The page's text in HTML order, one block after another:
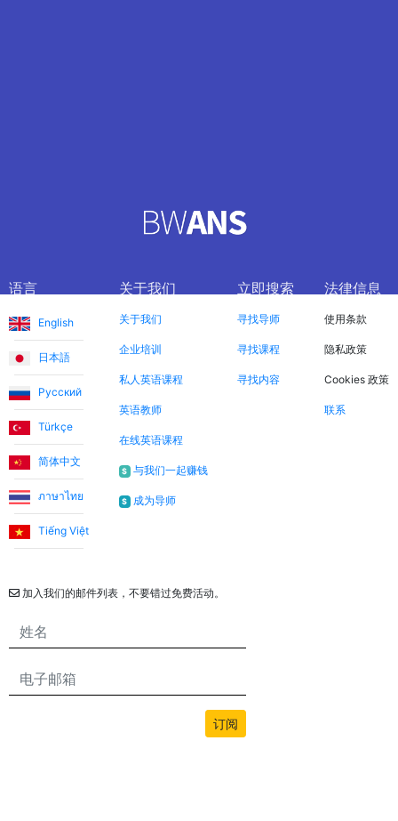
语言
English
日本語
Русский
Türkçe
简体中文
ภาษาไทย
Tiếng Việt
关于我们
关于我们
企业培训
私人英语课程
英语教师
在线英语课程
$ 与我们一起赚钱
$ 成为导师
立即搜索
寻找导师
寻找课程
寻找内容
法律信息
使用条款
隐私政策
Cookies 政策
联系
加入我们的邮件列表，不要错过免费活动。
订阅